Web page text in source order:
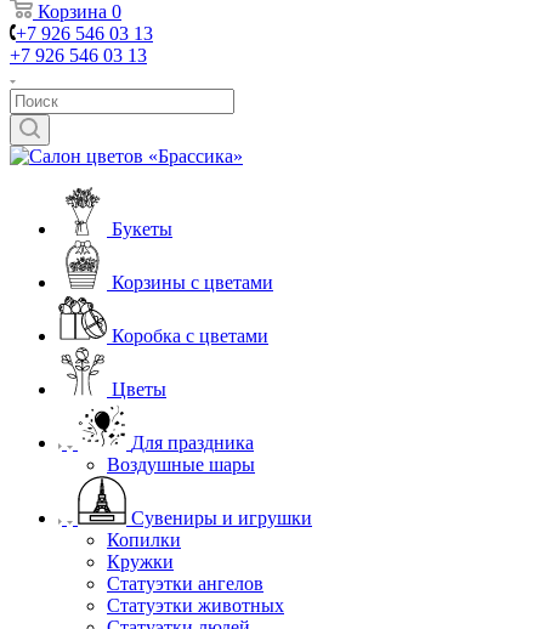
Корзина 0
+7 926 546 03 13
+7 926 546 03 13
Букеты
Корзины с цветами
Коробка с цветами
Цветы
Для праздника
Воздушные шары
Сувениры и игрушки
Копилки
Кружки
Статуэтки ангелов
Статуэтки животных